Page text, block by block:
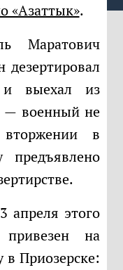
«Азаттык».
и выехал из
— военный не
вторжении в
на
в Приозерске: